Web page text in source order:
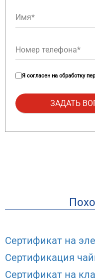
Я согласен на обработку
Сертификат на
Сертификация
Сертификат на